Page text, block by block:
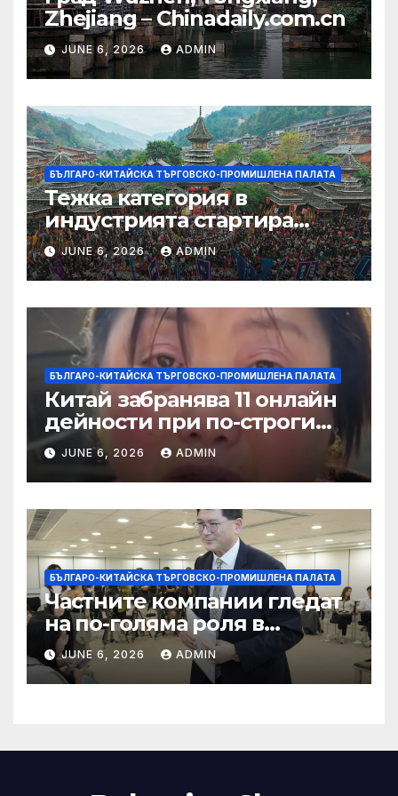
Zhejiang – Chinadaily.com.cn
JUNE 6, 2026 ADMIN
БЪЛГАРО-КИТАЙСКА ТЪРГОВСКО-ПРОМИШЛЕНА ПАЛАТА
Тежка категория в
индустрията стартира
алианс за космическа
слънчева енергия
JUNE 6, 2026 ADMIN
БЪЛГАРО-КИТАЙСКА ТЪРГОВСКО-ПРОМИШЛЕНА ПАЛАТА
Китай забранява 11 онлайн
дейности при по-строги
правила за ограничаване на
слуховете и
кибернасилниците
JUNE 6, 2026 ADMIN
БЪЛГАРО-КИТАЙСКА ТЪРГОВСКО-ПРОМИШЛЕНА ПАЛАТА
Частните компании гледат
на по-голяма роля в
стратегическата
енергетика
JUNE 6, 2026 ADMIN